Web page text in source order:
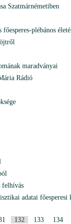
Szatmárnémetiben
plébános
maradványai
Rádió
felhívás
adatai főesperesi
132 133
134